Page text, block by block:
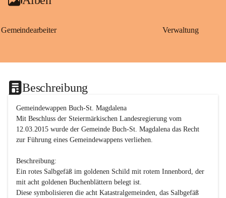
Gemeindearbeiter Verwaltung
Beschreibung
Gemeindewappen Buch-St. Magdalena
Mit Beschluss der Steiermärkischen Landesregierung vom
12.03.2015 wurde der Gemeinde Buch-St. Magdalena das Recht
zur Führung eines Gemeindewappens verliehen.
Beschreibung:
Ein rotes Salbgefäß im goldenen Schild mit rotem Innenbord, der
mit acht goldenen Buchenblättern belegt ist.
Diese symbolisieren die acht Katastralgemeinden, das Salbgefäß